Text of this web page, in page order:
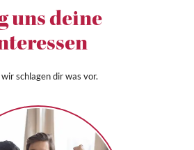
uns deine
schlagen dir was vor.